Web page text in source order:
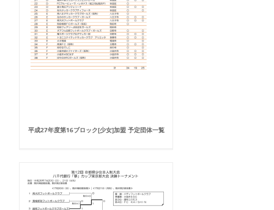
平成27年度第16ブロック[少女]加盟 予定団体一覧